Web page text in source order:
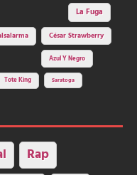
La Fuga
César Strawberry
Azul Y Negro
Tote King Saratoga
Rap